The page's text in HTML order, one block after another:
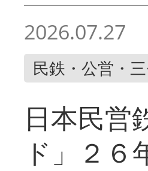
2026.07.27
民鉄・公営・
日本民
ド」２６